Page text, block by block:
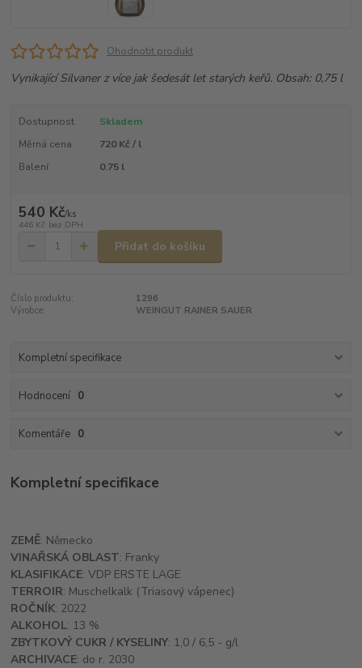
Ohodnotit produkt
Vynikající Silvaner z více jak šedesát let starých keřů. Obsah: 0,75 l
Dostupnost
Skladem
Měrná cena
720 Kč / l
Balení
0.75 l
540 Kč/ks
446 Kč bez DPH
Přidat do košíku
Číslo produktu:
1296
Výrobce:
WEINGUT RAINER SAUER
Kompletní specifikace
Hodnocení 0
Komentáře 0
Kompletní specifikace
ZEMĚ: Německo
VINAŘSKÁ OBLAST: Franky
KLASIFIKACE: VDP ERSTE LAGE
TERROIR: Muschelkalk (Triasový vápenec)
ROČNÍK: 2022
ALKOHOL: 13 %
ZBYTKOVÝ CUKR / KYSELINY: 1,0 / 6,5 - g/l
ARCHIVACE: do r. 2030